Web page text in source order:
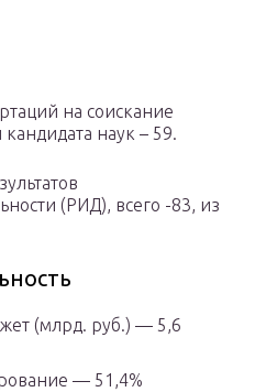
на соискание
наук – 59.
(РИД), всего -83, из
(млрд. руб.) — 5,6
— 51,4%